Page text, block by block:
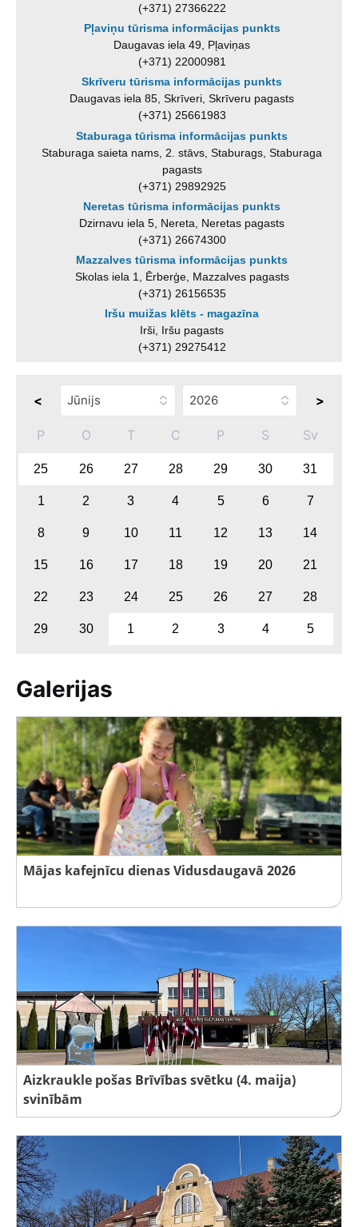
(+371) 27366222
Pļaviņu tūrisma informācijas punkts
Daugavas iela 49, Pļaviņas
(+371) 22000981
Skrīveru tūrisma informācijas punkts
Daugavas iela 85, Skrīveri, Skrīveru pagasts
(+371) 25661983
Staburaga tūrisma informācijas punkts
Staburaga saieta nams, 2. stāvs, Staburags, Staburaga
pagasts
(+371) 29892925
Neretas tūrisma informācijas punkts
Dzirnavu iela 5, Nereta, Neretas pagasts
(+371) 26674300
Mazzalves tūrisma informācijas punkts
Skolas iela 1, Ērberģe, Mazzalves pagasts
(+371) 26156535
Iršu muižas klēts - magazīna
Irši, Iršu pagasts
(+371) 29275412
< >
P O T C P S Sv
25 26 27 28 29 30 31
1 2 3 4 5 6 7
8 9 10 11 12 13 14
15 16 17 18 19 20 21
22 23 24 25 26 27 28
29 30 1 2 3 4 5
Galerijas
Mājas kafejnīcu dienas Vidusdaugavā 2026
Aizkraukle pošas Brīvības svētku (4. maija)
svinībām